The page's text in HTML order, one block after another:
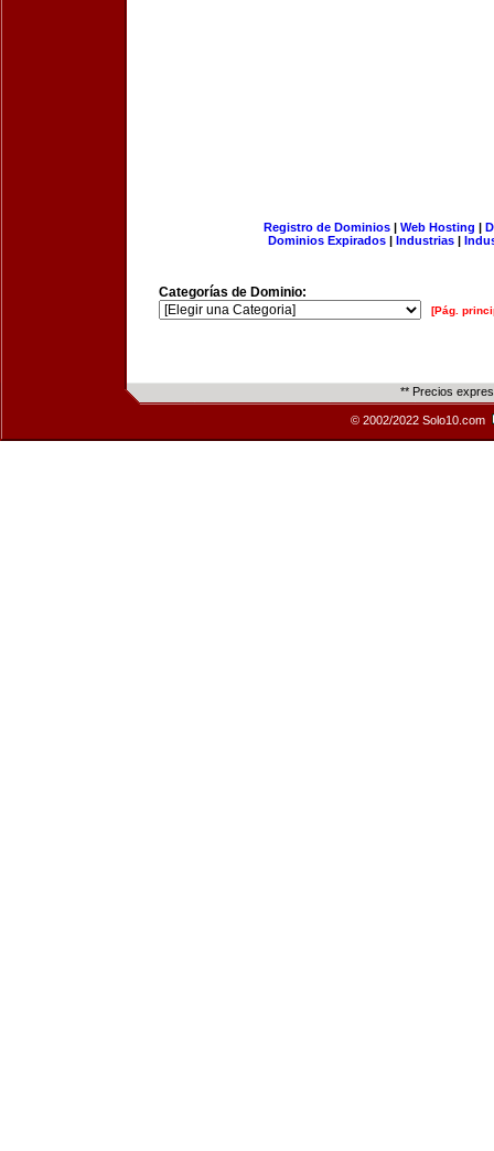
Registro de Dominios| Web Hosting |
Dominios Expirados | Industrias |
Categorías de Dominio:
[Pág.
** Precios
© 2002/2022 Solo10.com